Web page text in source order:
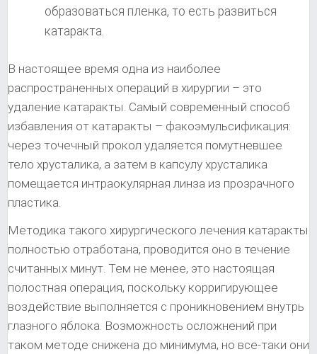
образоваться пленка, то есть развиться
катаракта.
В настоящее время одна из наиболее
распространенных операций в хирургии – это
удаление катаракты. Самый современный способ
избавления от катаракты – факоэмульсификация:
через точечный прокол удаляется помутневшее
тело хрусталика, а затем в капсулу хрусталика
помещается интраокулярная линза из прозрачного
пластика.
Методика такого хирургического лечения катаракты
полностью отработана, проводится оно в течение
считанных минут. Тем не менее, это настоящая
полостная операция, поскольку корригирующее
воздействие выполняется с проникновением внутрь
глазного яблока. Возможность осложнений при
таком методе снижена до минимума, но все-таки они